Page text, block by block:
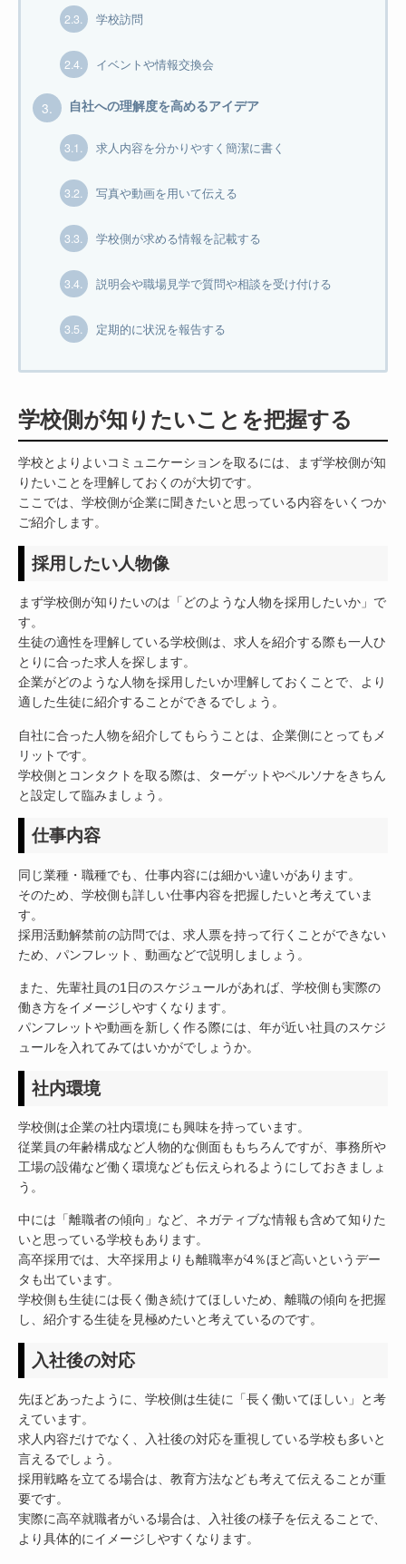
2.3. 学校訪問
2.4. イベントや情報交換会
3. 自社への理解度を高めるアイデア
3.1. 求人内容を分かりやすく簡潔に書く
3.2. 写真や動画を用いて伝える
3.3. 学校側が求める情報を記載する
3.4. 説明会や職場見学で質問や相談を受け付ける
3.5. 定期的に状況を報告する
学校側が知りたいことを把握する
学校とよりよいコミュニケーションを取るには、まず学校側が知
りたいことを理解しておくのが大切です。
ここでは、学校側が企業に聞きたいと思っている内容をいくつか
ご紹介します。
採用したい人物像
まず学校側が知りたいのは「どのような人物を採用したいか」で
す。
生徒の適性を理解している学校側は、求人を紹介する際も一人ひ
とりに合った求人を探します。
企業がどのような人物を採用したいか理解しておくことで、より
適した生徒に紹介することができるでしょう。
自社に合った人物を紹介してもらうことは、企業側にとってもメ
リットです。
学校側とコンタクトを取る際は、ターゲットやペルソナをきちん
と設定して臨みましょう。
仕事内容
同じ業種・職種でも、仕事内容には細かい違いがあります。
そのため、学校側も詳しい仕事内容を把握したいと考えていま
す。
採用活動解禁前の訪問では、求人票を持って行くことができない
ため、パンフレット、動画などで説明しましょう。
また、先輩社員の1日のスケジュールがあれば、学校側も実際の
働き方をイメージしやすくなります。
パンフレットや動画を新しく作る際には、年が近い社員のスケジ
ュールを入れてみてはいかがでしょうか。
社内環境
学校側は企業の社内環境にも興味を持っています。
従業員の年齢構成など人物的な側面ももちろんですが、事務所や
工場の設備など働く環境なども伝えられるようにしておきましょ
う。
中には「離職者の傾向」など、ネガティブな情報も含めて知りた
いと思っている学校もあります。
高卒採用では、大卒採用よりも離職率が4％ほど高いというデー
タも出ています。
学校側も生徒には長く働き続けてほしいため、離職の傾向を把握
し、紹介する生徒を見極めたいと考えているのです。
入社後の対応
先ほどあったように、学校側は生徒に「長く働いてほしい」と考
えています。
求人内容だけでなく、入社後の対応を重視している学校も多いと
言えるでしょう。
採用戦略を立てる場合は、教育方法なども考えて伝えることが重
要です。
実際に高卒就職者がいる場合は、入社後の様子を伝えることで、
より具体的にイメージしやすくなります。